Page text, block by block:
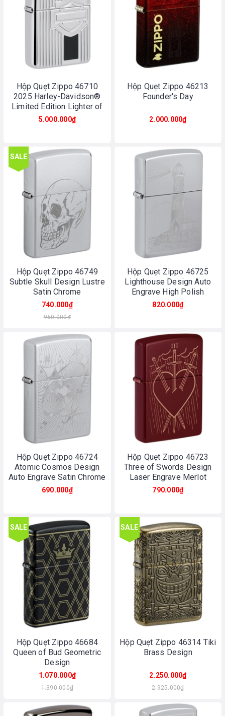
Hộp Quẹt Zippo 46710
2025 Harley-Davidson®
Limited Edition Lighter of
the Year
5.000.000₫
Hộp Quẹt Zippo 46213
Founder's Day
2.000.000₫
SALE
Hộp Quẹt Zippo 46749
Subtle Skull Design Lustre
Satin Chrome
740.000₫
960.000₫
Hộp Quẹt Zippo 46725
Lighthouse Design Auto
Engrave High Polish
Chrome
820.000₫
Hộp Quẹt Zippo 46724
Atomic Cosmos Design
Auto Engrave Satin Chrome
690.000₫
Hộp Quẹt Zippo 46723
Three of Swords Design
Laser Engrave Merlot
790.000₫
SALE
Hộp Quẹt Zippo 46684
Queen of Bud Geometric
Design
1.070.000₫
1.390.000₫
SALE
Hộp Quẹt Zippo 46314 Tiki
Brass Design
2.250.000₫
2.925.000₫